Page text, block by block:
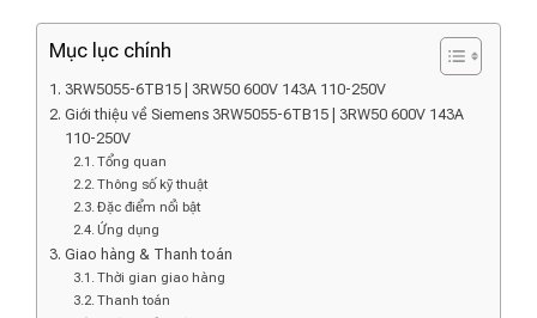
Mục lục chính
3RW5055-6TB15 | 3RW50 600V 143A 110-250V
Giới thiệu về Siemens 3RW5055-6TB15 | 3RW50 600V 143A
110-250V
Tổng quan
Thông số kỹ thuật
Đặc điểm nổi bật
Ứng dụng
Giao hàng & Thanh toán
Thời gian giao hàng
Thanh toán